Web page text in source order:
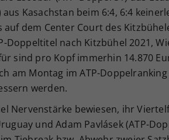
Kasachstan beim 6:4, 6:4
dem Center Court des
Doppeltitel nach Kitzbühel 2021,
sind pro Kopf immerhin 14.870
am Montag im ATP-
werden.
Nervenstärke bewiesen, ihr
und Adam Pavlásek (ATP-